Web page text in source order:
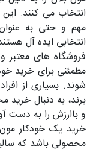
انتخاب می کنند. این
مهم و حتی به
انتخابی ایده آل
فروشگاه های معتبر
مطمئنی برای خرید
شوند. بسیاری از
برند، به دنبال
و باارزش را به دست
خرید یک خودکار
محصولی باشد که